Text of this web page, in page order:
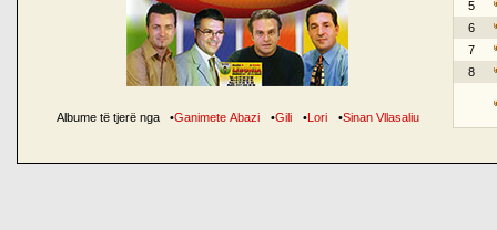
Albume të tjerë nga •Ganimete Abazi •Gili •Lori •Sinan Vllasaliu
5
6
7
8